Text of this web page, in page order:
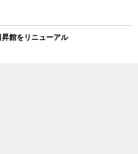
館をリニューアル